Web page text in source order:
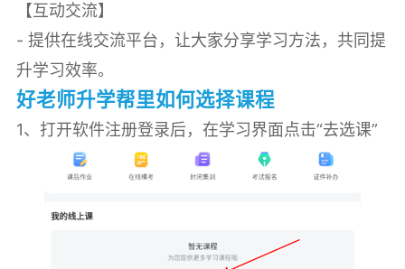
【互动交流】
- 提供在线交流平台，让大家分享学习方法，共同提
升学习效率。
好老师升学帮里如何选择课程
1、打开软件注册登录后，在学习界面点击“去选课”